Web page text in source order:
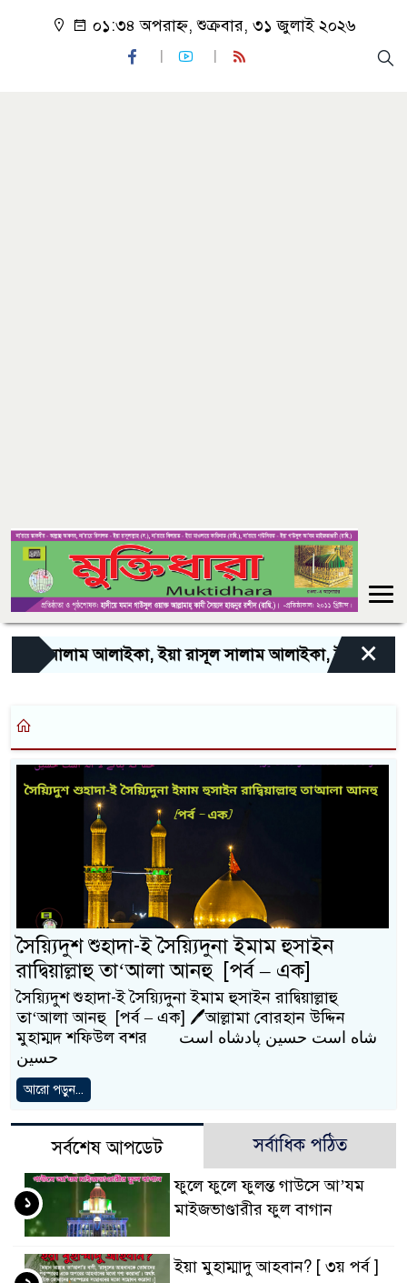
০১:৩৪ অপরাহ্ন, শুক্রবার, ৩১ জুলাই ২০২৬
নবী সালাম আলাইকা, ইয়া রাসূল সালাম আলাইকা, ইয়া হাবীব
×
সৈয়্যিদুশ শুহাদা-ই সৈয়্যিদুনা ইমাম হুসাইন
রাদ্বিয়াল্লাহু তা‘আলা আনহু [পর্ব – এক]
সৈয়্যিদুশ শুহাদা-ই সৈয়্যিদুনা ইমাম হুসাইন রাদ্বিয়াল্লাহু
তা‘আলা আনহু [পর্ব – এক] 🖊আল্লামা বোরহান উদ্দিন
মুহাম্মদ শফিউল বশর شاه است حسین پادشاه است
حسین
আরো পড়ুন...
সর্বশেষ আপডেট সর্বাধিক পঠিত
ফুলে ফুলে ফুলন্ত গাউসে আ’যম
মাইজভাণ্ডারীর ফুল বাগান
১
ইয়া মুহাম্মাদু আহবান? [ ৩য় পর্ব ]